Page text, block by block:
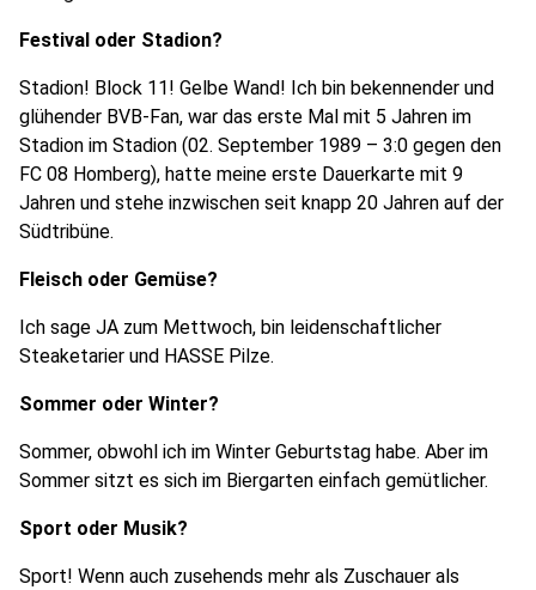
Festival oder Stadion?
Stadion! Block 11! Gelbe Wand! Ich bin bekennender und
glühender BVB-Fan, war das erste Mal mit 5 Jahren im
Stadion im Stadion (02. September 1989 – 3:0 gegen den
FC 08 Homberg), hatte meine erste Dauerkarte mit 9
Jahren und stehe inzwischen seit knapp 20 Jahren auf der
Südtribüne.
Fleisch oder Gemüse?
Ich sage JA zum Mettwoch, bin leidenschaftlicher
Steaketarier und HASSE Pilze.
Sommer oder Winter?
Sommer, obwohl ich im Winter Geburtstag habe. Aber im
Sommer sitzt es sich im Biergarten einfach gemütlicher.
Sport oder Musik?
Sport! Wenn auch zusehends mehr als Zuschauer als